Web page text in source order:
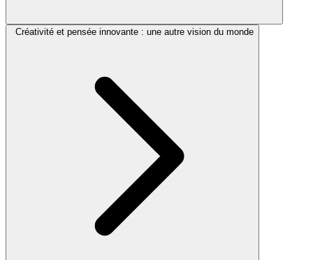
Créativité et pensée innovante : une autre vision du monde